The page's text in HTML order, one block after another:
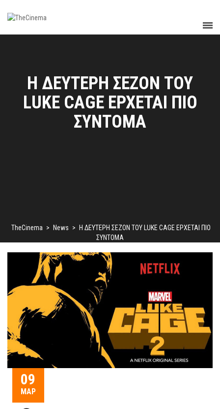
Η ΔΕΥΤΕΡΗ ΣΕΖΟΝ ΤΟΥ
LUKE CAGE ΕΡΧΕΤΑΙ ΠΙΟ
ΣΥΝΤΟΜΑ
TheCinema > News >
Η ΔΕΥΤΕΡΗ ΣΕΖΟΝ ΤΟΥ LUKE CAGE ΕΡΧΕΤΑΙ ΠΙΟ
ΣΥΝΤΟΜΑ
09
ΜΑΡ